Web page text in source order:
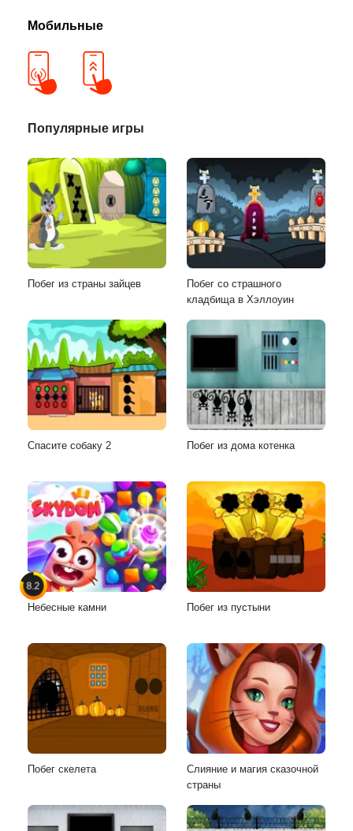
Мобильные
Популярные игры
Побег из страны зайцев
Побег со страшного
кладбища в Хэллоуин
Спасите собаку 2 Побег из дома котенка
8.2
Небесные камни Побег из пустыни
Побег скелета
Слияние и магия сказочной
страны